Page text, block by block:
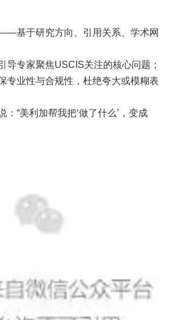
基于研究方向、引用关系、学术网
专家聚焦USCIS关注的核心问题；
业性与合规性，杜绝夸大或模糊表
：“美利加帮我把‘做了什么’，变成